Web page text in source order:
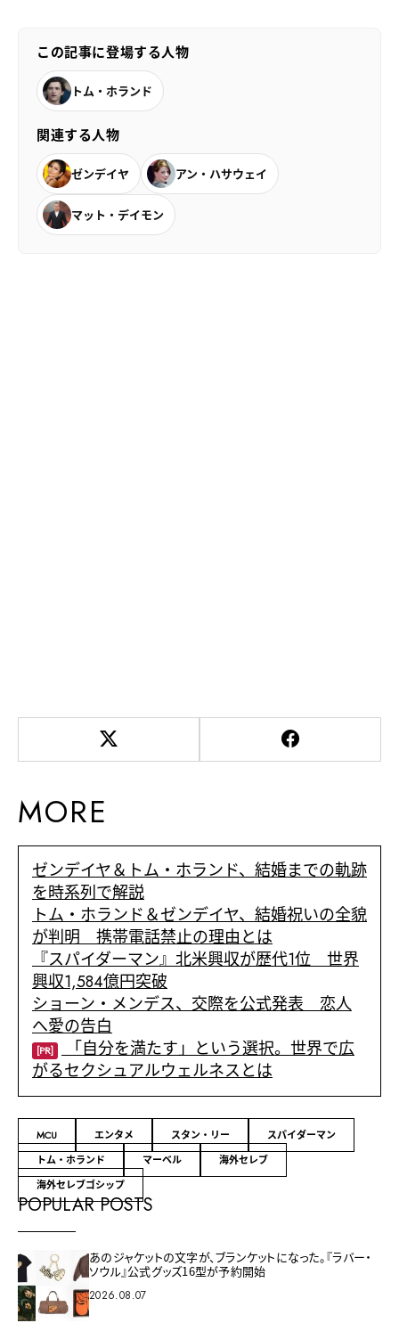
この記事に登場する人物
トム・ホランド
関連する人物
ゼンデイヤ アン・ハサウェイ
マット・デイモン
MORE
ゼンデイヤ＆トム・ホランド、結婚までの軌跡
を時系列で解説
トム・ホランド＆ゼンデイヤ、結婚祝いの全貌
が判明 携帯電話禁止の理由とは
『スパイダーマン』北米興収が歴代1位 世界
興収1,584億円突破
ショーン・メンデス、交際を公式発表 恋人
へ愛の告白
[PR]
「自分を満たす」という選択。世界で広
がるセクシュアルウェルネスとは
MCU エンタメ スタン・リー
スパイダーマン
トム・ホランド
マーベル
海外セレブ
海外セレブゴシップ
POPULAR POSTS
あのジャケットの文字が、ブランケットになった。『ラバー・
ソウル』公式グッズ16型が予約開始
2026.08.07